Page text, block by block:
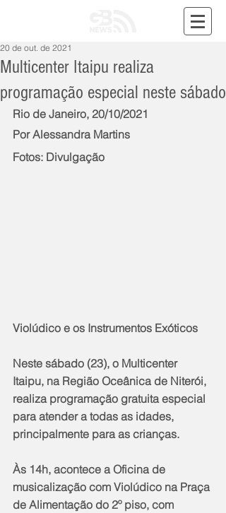
Multicenter Itaipu realiza
programação especial neste sábado
20 de out. de 2021
Rio de Janeiro, 20/10/2021
Por Alessandra Martins
Fotos: Divulgação
Violúdico e os Instrumentos Exóticos
Neste sábado (23), o Multicenter
Itaipu, na Região Oceânica de Niterói,
realiza programação gratuita especial
para atender a todas as idades,
principalmente para as crianças.
Às 14h, acontece a Oficina de
musicalização com Violúdico na Praça
de Alimentação do 2º piso, com